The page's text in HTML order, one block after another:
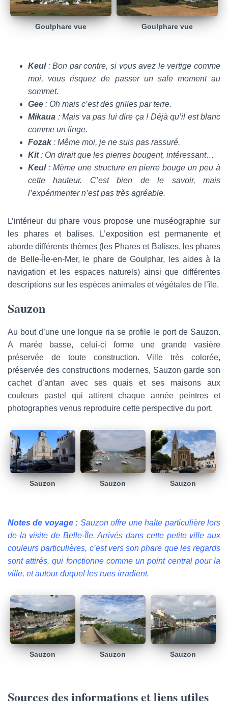
Goulphare vue Goulphare vue
Keul: Bon par contre, si vous avez le vertige comme
moi, vous risquez de passer un sale moment au
sommet.
Gee : Oh mais c’est des grilles par terre.
Mikaua : Mais va pas lui dire ça ! Déjà qu’il est blanc
comme un linge.
Fozak: Même moi, je ne suis pas rassuré.
Kit: On dirait que les pierres bougent, intéressant…
Keul: Même une structure en pierre bouge un peu à
cette hauteur. C’est bien de le savoir, mais
l’expérimenter n’est pas très agréable.
L’intérieur du phare vous propose une muséographie sur
les phares et balises. L’exposition est permanente et
aborde différents thèmes (les Phares et Balises, les phares
de Belle-Île-en-Mer, le phare de Goulphar, les aides à la
navigation et les espaces naturels) ainsi que différentes
descriptions sur les espèces animales et végétales de l’île.
Sauzon
Au bout d’une une longue ria se profile le port de Sauzon.
A marée basse, celui-ci forme une grande vasière
préservée de toute construction. Ville très colorée,
préservée des constructions modernes, Sauzon garde son
cachet d’antan avec ses quais et ses maisons aux
couleurs pastel qui attirent chaque année peintres et
photographes venus reproduire cette perspective du port.
Sauzon Sauzon Sauzon
Notes de voyage : Sauzon offre une halte particulière lors
de la visite de Belle-Île. Arrivés dans cette petite ville aux
couleurs particulières, c’est vers son phare que les regards
sont attirés, qui fonctionne comme un point central pour la
ville, et autour duquel les rues irradient.
Sauzon Sauzon Sauzon
Sources des informations et liens utiles